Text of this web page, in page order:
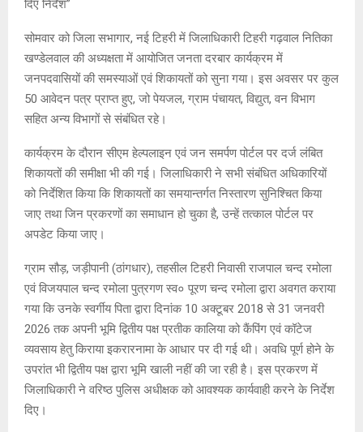
दिए निर्देश”
सोमवार को जिला सभागार, नई टिहरी में जिलाधिकारी टिहरी गढ़वाल नितिका
खण्डेलवाल की अध्यक्षता में आयोजित जनता दरबार कार्यक्रम में
जनपदवासियों की समस्याओं एवं शिकायतों को सुना गया। इस अवसर पर कुल
50 आवेदन पत्र प्राप्त हुए, जो पेयजल, ग्राम पंचायत, विद्युत, वन विभाग
सहित अन्य विभागों से संबंधित रहे।
कार्यक्रम के दौरान सीएम हेल्पलाइन एवं जन समर्पण पोर्टल पर दर्ज लंबित
शिकायतों की समीक्षा भी की गई। जिलाधिकारी ने सभी संबंधित अधिकारियों
को निर्देशित किया कि शिकायतों का समयान्तर्गत निस्तारण सुनिश्चित किया
जाए तथा जिन प्रकरणों का समाधान हो चुका है, उन्हें तत्काल पोर्टल पर
अपडेट किया जाए।
ग्राम सौड़, जड़ीपानी (ठांगधार), तहसील टिहरी निवासी राजपाल चन्द रमोला
एवं विजयपाल चन्द रमोला पुत्रगण स्व० पूरण चन्द रमोला द्वारा अवगत कराया
गया कि उनके स्वर्गीय पिता द्वारा दिनांक 10 अक्टूबर 2018 से 31 जनवरी
2026 तक अपनी भूमि द्वितीय पक्ष प्रतीक कालिया को कैंपिंग एवं कॉटेज
व्यवसाय हेतु किराया इकरारनामा के आधार पर दी गई थी। अवधि पूर्ण होने के
उपरांत भी द्वितीय पक्ष द्वारा भूमि खाली नहीं की जा रही है। इस प्रकरण में
जिलाधिकारी ने वरिष्ठ पुलिस अधीक्षक को आवश्यक कार्यवाही करने के निर्देश
दिए।